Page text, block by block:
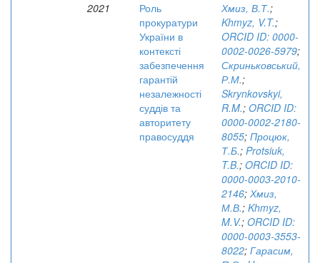
2021
Роль
прокуратури
України в
контексті
забезпечення
гарантій
незалежності
суддів та
авторитету
правосуддя
Хмиз, В.Т.;
Khmyz, V.T.;
ORCID ID: 0000-
0002-0026-5979;
Скриньковський,
Р.М.;
Skrynkovskyi,
R.M.; ORCID ID:
0000-0002-2180-
8055; Процюк,
Т.Б.; Protsiuk,
T.B.; ORCID ID:
0000-0003-2010-
2146; Хмиз,
М.В.; Khmyz,
M.V.; ORCID ID:
0000-0003-3553-
8022; Гарасим,